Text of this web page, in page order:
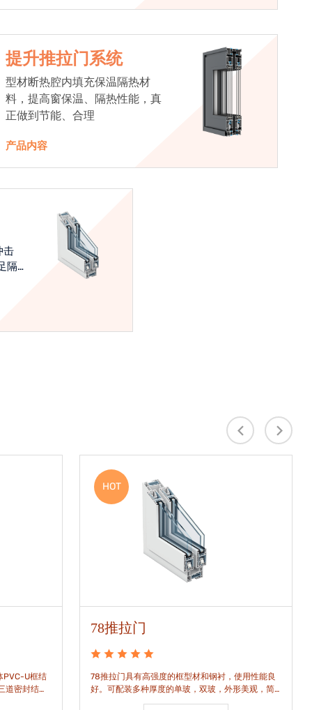
提升推拉门系统
型材断热腔内填充保温隔热材
料，提高窗保温、隔热性能，真
正做到节能、合理
产品内容
击
隔
PVC-U框结
道密封结
HOT
78推拉门
78推拉门具有高强度的框型材和钢衬，使用性能良
好。可配装多种厚度的单玻，双玻，外形美观，简